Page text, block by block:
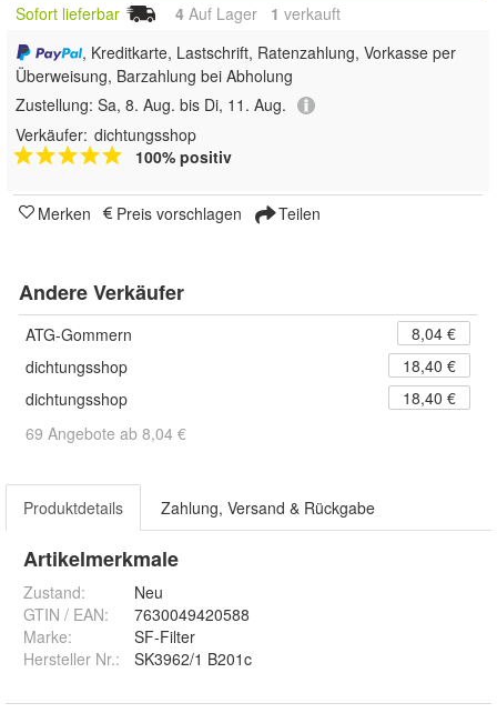
Sofort lieferbar 4 Auf Lager 1 verkauft
, Kreditkarte, Lastschrift, Ratenzahlung, Vorkasse per
Überweisung, Barzahlung bei Abholung
Zustellung: Sa, 8. Aug. bis Di, 11. Aug.
Verkäufer: dichtungsshop
100% positiv
Merken Preis vorschlagen Teilen
Andere Verkäufer
ATG-Gommern
8,04 €
dichtungsshop
18,40 €
dichtungsshop
18,40 €
69 Angebote ab 8,04 €
Produktdetails Zahlung, Versand & Rückgabe
Artikelmerkmale
Zustand:
Neu
GTIN / EAN:
7630049420588
Marke:
SF-Filter
Hersteller Nr.:
SK3962/1 B201c